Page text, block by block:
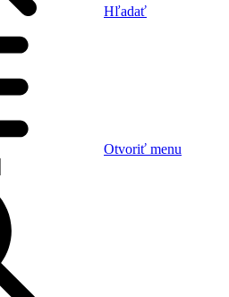
Hľadať
Otvoriť menu